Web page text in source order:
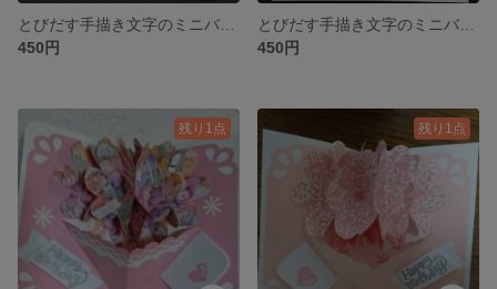
450円
450円
残り1点 残り1点